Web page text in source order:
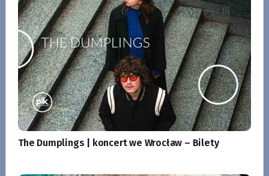
The Dumplings | koncert we Wrocław – Bilety